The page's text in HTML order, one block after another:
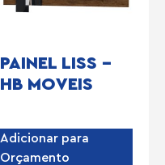
PAINEL LISS –
HB MOVEIS
Adicionar para
Orçamento